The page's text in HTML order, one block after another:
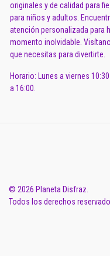
originales y de calidad para
para niños y adultos.
atención personalizada para
momento inolvidable.
que necesitas para divertirte.
Horario: Lunes a viernes
a 16:00.
© 2026 Planeta Disfraz.
Todos los derechos